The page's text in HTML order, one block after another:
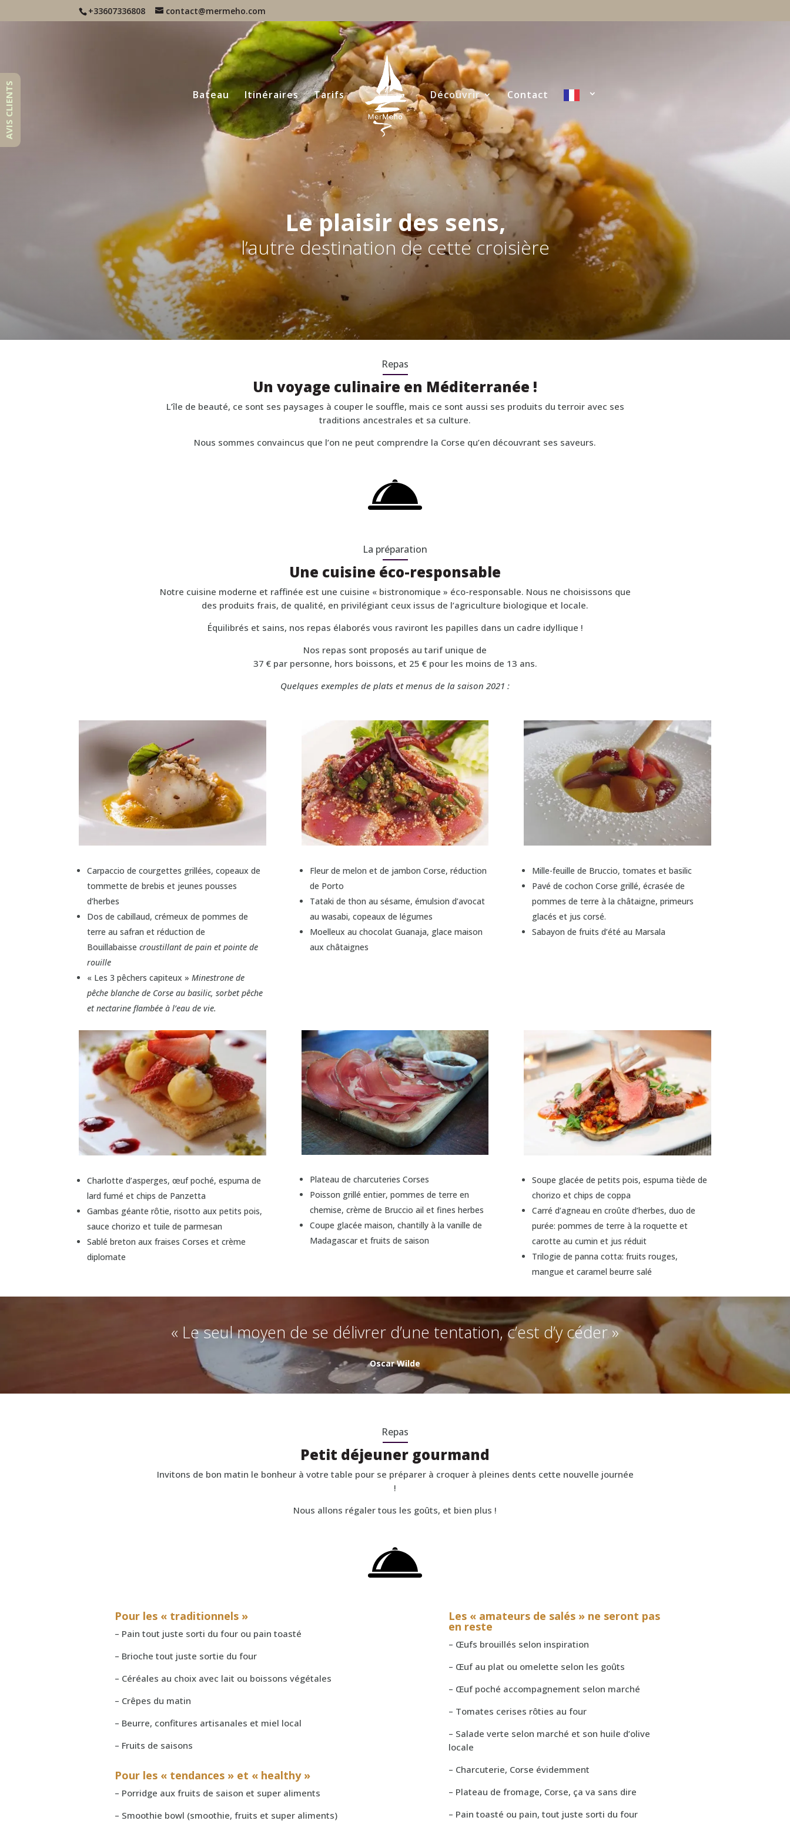
+33607336808 contact@mermeho.com
Bateau Itinéraires Tarifs Découvrir Contact
Le plaisir des sens,
l’autre destination de cette croisière
Repas
Un voyage culinaire en Méditerranée !
L’île de beauté, ce sont ses paysages à couper le souffle, mais ce sont aussi ses produits du terroir avec ses
traditions ancestrales et sa culture.
Nous sommes convaincus que l’on ne peut comprendre la Corse qu’en découvrant ses saveurs.
La préparation
Une cuisine éco-responsable
Notre cuisine moderne et raffinée est une cuisine « bistronomique » éco-responsable. Nous ne choisissons que
des produits frais, de qualité, en privilégiant ceux issus de l’agriculture biologique et locale.
Équilibrés et sains, nos repas élaborés vous raviront les papilles dans un cadre idyllique !
Nos repas sont proposés au tarif unique de
37 € par personne, hors boissons, et 25 € pour les moins de 13 ans.
Quelques exemples de plats et menus de la saison 2021 :
Carpaccio de courgettes grillées, copeaux de
tommette de brebis et jeunes pousses
d’herbes
Dos de cabillaud, crémeux de pommes de
terre au safran et réduction de
Bouillabaissecroustillant de pain et pointe de
rouille
« Les 3 pêchers capiteux »Minestrone de
pêche blanche de Corse au basilic, sorbet pêche
et nectarine flambée à l’eau de vie.
Fleur de melon et de jambon Corse, réduction
de Porto
Tataki de thon au sésame, émulsion d’avocat
au wasabi, copeaux de légumes
Moelleux au chocolat Guanaja, glace maison
aux châtaignes
Mille-feuille de Bruccio, tomates et basilic
Pavé de cochon Corse grillé, écrasée de
pommes de terre à la châtaigne, primeurs
glacés et jus corsé.
Sabayon de fruits d’été au Marsala
Charlotte d’asperges, œuf poché, espuma de
lard fumé et chips de Panzetta
Gambas géante rôtie, risotto aux petits pois,
sauce chorizo et tuile de parmesan
Sablé breton aux fraises Corses et crème
diplomate
Plateau de charcuteries Corses
Poisson grillé entier, pommes de terre en
chemise, crème de Bruccio ail et fines herbes
Coupe glacée maison, chantilly à la vanille de
Madagascar et fruits de saison
Soupe glacée de petits pois, espuma tiède de
chorizo et chips de coppa
Carré d’agneau en croûte d’herbes, duo de
purée: pommes de terre à la roquette et
carotte au cumin et jus réduit
Trilogie de panna cotta: fruits rouges,
mangue et caramel beurre salé
« Le seul moyen de se délivrer d’une tentation, c’est d’y céder »
Oscar Wilde
Repas
Petit déjeuner gourmand
Invitons de bon matin le bonheur à votre table pour se préparer à croquer à pleines dents cette nouvelle journée
!
Nous allons régaler tous les goûts, et bien plus !
Pour les « traditionnels »
– Pain tout juste sorti du four ou pain toasté
– Brioche tout juste sortie du four
– Céréales au choix avec lait ou boissons végétales
– Crêpes du matin
– Beurre, confitures artisanales et miel local
– Fruits de saisons
Pour les « tendances » et « healthy »
– Porridge aux fruits de saison et super aliments
– Smoothie bowl (smoothie, fruits et super aliments)
Les « amateurs de salés » ne seront pas
en reste
– Œufs brouillés selon inspiration
– Œuf au plat ou omelette selon les goûts
– Œuf poché accompagnement selon marché
– Tomates cerises rôties au four
– Salade verte selon marché et son huile d’olive
locale
– Charcuterie, Corse évidemment
– Plateau de fromage, Corse, ça va sans dire
– Pain toasté ou pain, tout juste sorti du four
AVIS CLIENTS